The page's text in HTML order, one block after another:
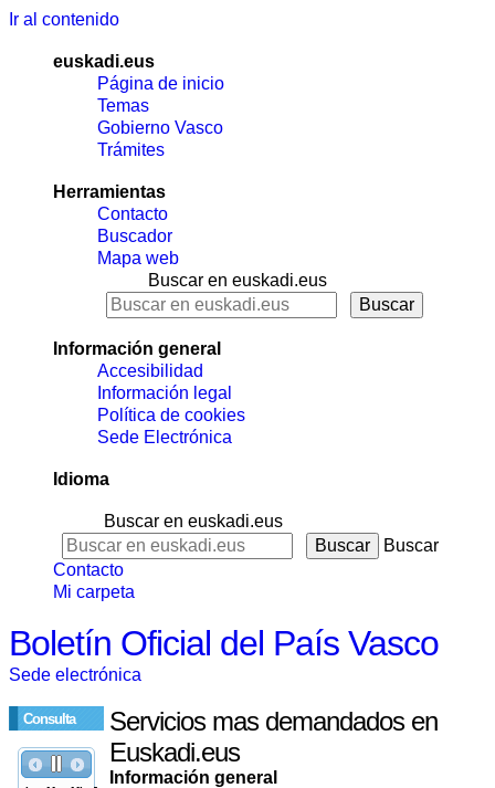
Ir al contenido
euskadi.eus
Página de inicio
Temas
Gobierno Vasco
Trámites
Herramientas
Contacto
Buscador
Mapa web
Buscar en euskadi.eus
Información general
Accesibilidad
Información legal
Política de cookies
Sede Electrónica
Idioma
Buscar en euskadi.eus
Buscar
Contacto
Mi carpeta
Boletín Oficial del País Vasco
Sede electrónica
Consulta
Servicios mas demandados en
Euskadi.eus
Información general